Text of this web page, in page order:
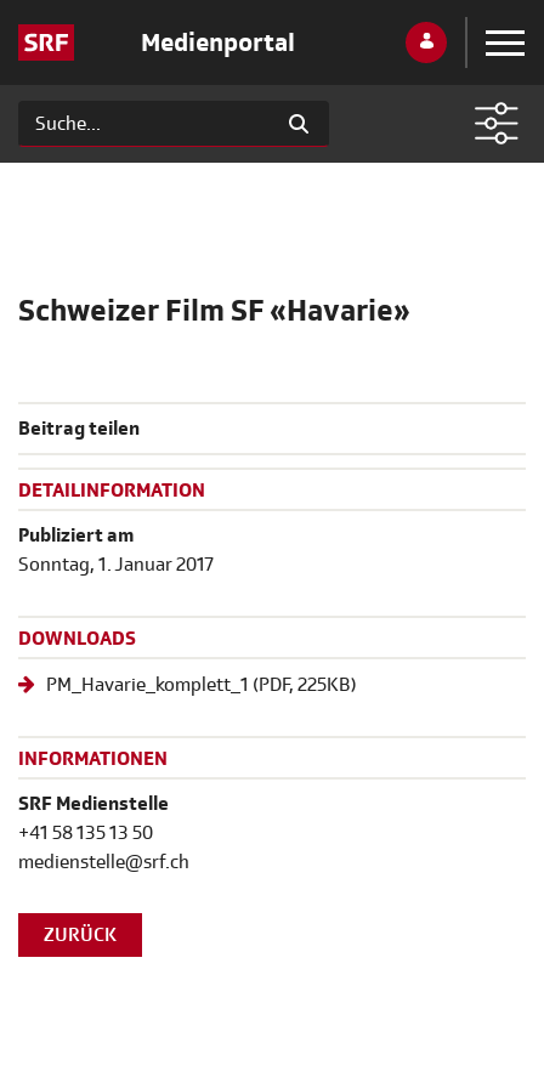
Medienportal
Schweizer Film SF «Havarie»
Beitrag teilen
DETAILINFORMATION
Publiziert am
Sonntag, 1. Januar 2017
DOWNLOADS
PM_Havarie_komplett_1 (PDF, 225KB)
INFORMATIONEN
SRF Medienstelle
+41 58 135 13 50
medienstelle@srf.ch
ZURÜCK